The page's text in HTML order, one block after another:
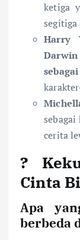
ketiga
Harry
cerita
?
Cinta
Apa
berbeda